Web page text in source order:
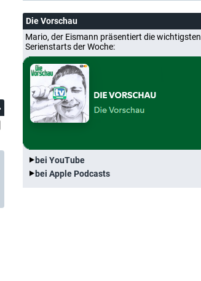
Die Vorschau
Mario, der Eismann präsentiert die wichtigsten
Serienstarts der Woche:
bei YouTube
bei Apple Podcasts